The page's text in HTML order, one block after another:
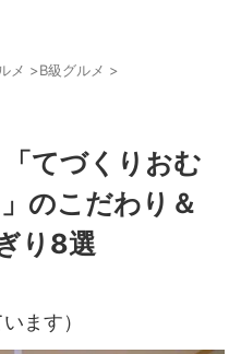
メ >B級グルメ >
「てづくりおむ
のこだわり＆
り8選
ます）